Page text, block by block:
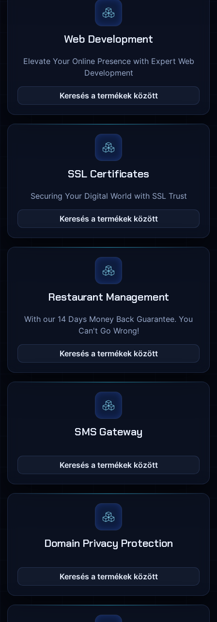
Web Development
Elevate Your Online Presence with Expert Web
Development
Keresés a termékek között
SSL Certificates
Securing Your Digital World with SSL Trust
Keresés a termékek között
Restaurant Management
With our 14 Days Money Back Guarantee. You
Can't Go Wrong!
Keresés a termékek között
SMS Gateway
Keresés a termékek között
Domain Privacy Protection
Keresés a termékek között